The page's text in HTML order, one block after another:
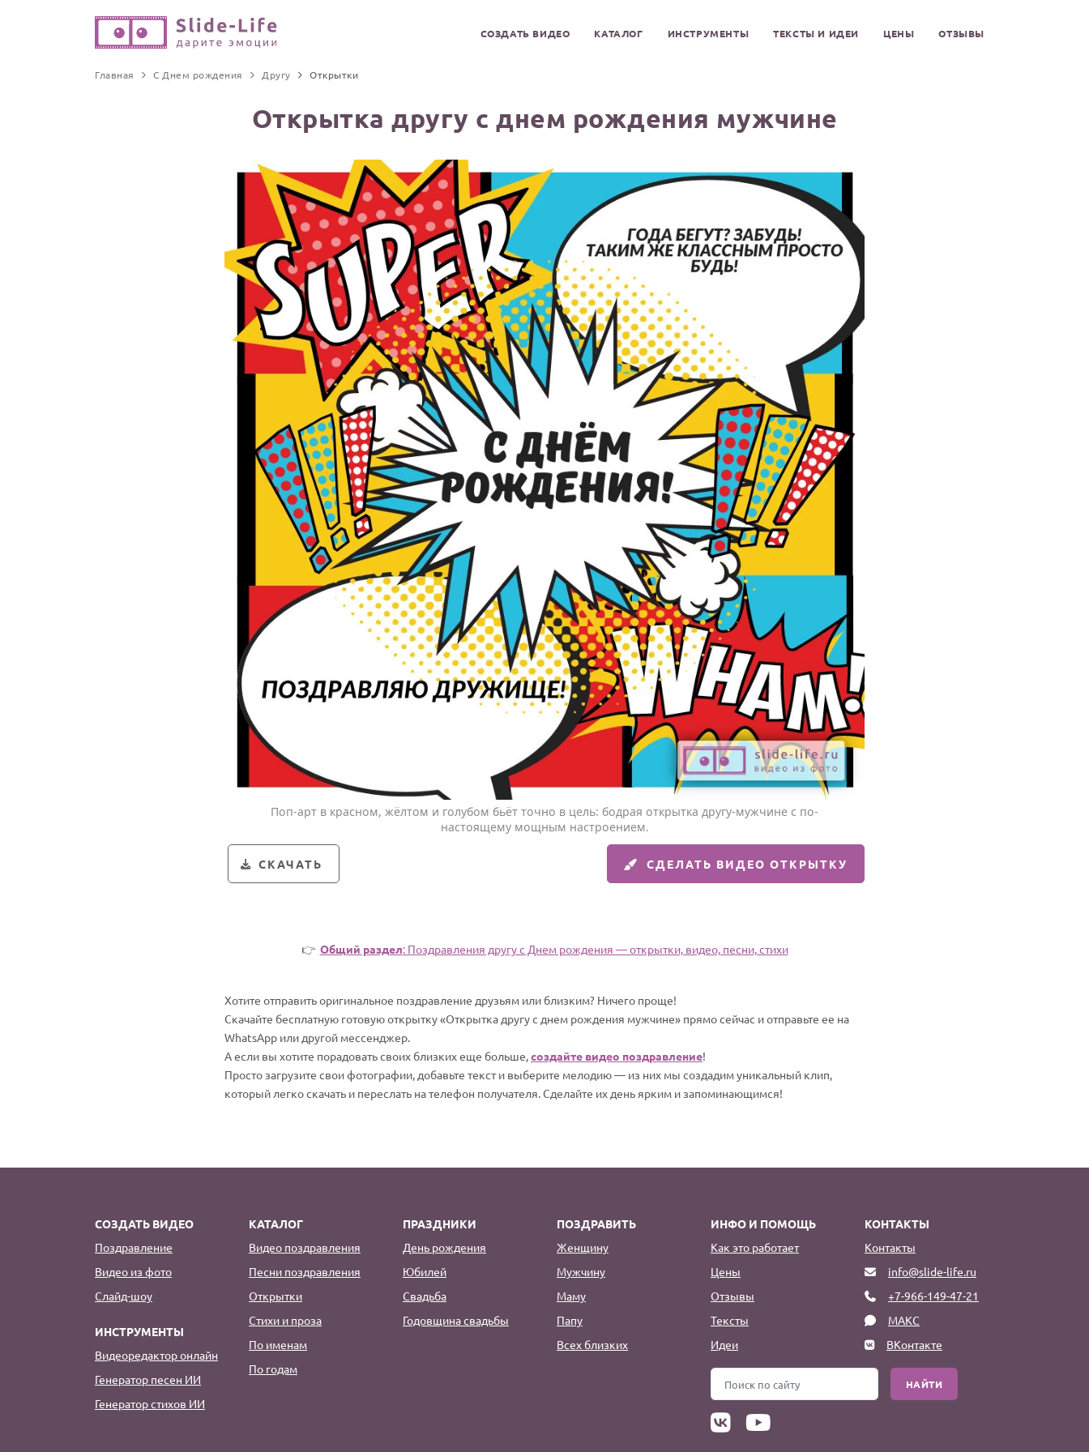
СОЗДАТЬ ВИДЕО КАТАЛОГ ИНСТРУМЕНТЫ ТЕКСТЫ И ИДЕИ ЦЕНЫ ОТЗЫВЫ
Главная С Днем рождения Другу Открытки
Открытка другу с днем рождения мужчине
Поп-арт в красном, жёлтом и голубом бьёт точно в цель: бодрая открытка другу-мужчине с по-
настоящему мощным настроением.
СКАЧАТЬ СДЕЛАТЬ ВИДЕО ОТКРЫТКУ
👉 Общий раздел: Поздравления другу с Днем рождения — открытки, видео, песни, стихи
Хотите отправить оригинальное поздравление друзьям или близким? Ничего проще!
Скачайте бесплатную готовую открытку «Открытка другу с днем рождения мужчине» прямо сейчас и отправьте ее на
WhatsApp или другой мессенджер.
А если вы хотите порадовать своих близких еще больше,создайте видео поздравление!
Просто загрузите свои фотографии, добавьте текст и выберите мелодию — из них мы создадим уникальный клип,
который легко скачать и переслать на телефон получателя. Сделайте их день ярким и запоминающимся!
СОЗДАТЬ ВИДЕО
Поздравление
Видео из фото
Слайд-шоу
ИНСТРУМЕНТЫ
Видеоредактор онлайн
Генератор песен ИИ
Генератор стихов ИИ
КАТАЛОГ
Видео поздравления
Песни поздравления
Открытки
Стихи и проза
По именам
По годам
ПРАЗДНИКИ
День рождения
Юбилей
Свадьба
Годовщина свадьбы
ПОЗДРАВИТЬ
Женщину
Мужчину
Маму
Папу
Всех близких
ИНФО И ПОМОЩЬ
Как это работает
Цены
Отзывы
Тексты
Идеи
КОНТАКТЫ
Контакты
info@slide-life.ru
+7-966-149-47-21
МАКС
ВКонтакте
НАЙТИ